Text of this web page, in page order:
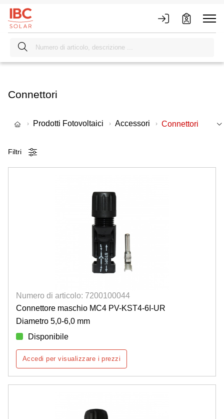
Connettori
Prodotti Fotovoltaici Accessori Connettori
Filtri
Numero di articolo: 7200100044
Connettore maschio MC4 PV-KST4-6I-UR
Diametro 5,0-6,0 mm
Disponibile
Accedi per visualizzare i prezzi